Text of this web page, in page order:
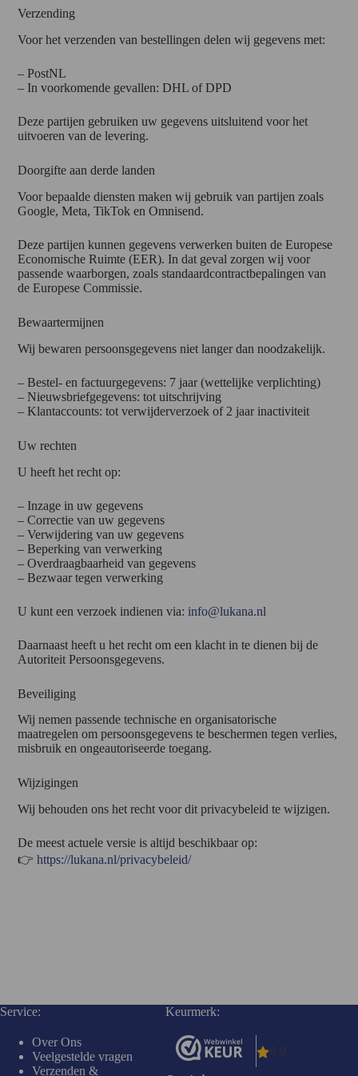
Verzending
Voor het verzenden van bestellingen delen wij gegevens met:
– PostNL
– In voorkomende gevallen: DHL of DPD
Deze partijen gebruiken uw gegevens uitsluitend voor het
uitvoeren van de levering.
Doorgifte aan derde landen
Voor bepaalde diensten maken wij gebruik van partijen zoals
Google, Meta, TikTok en Omnisend.
Deze partijen kunnen gegevens verwerken buiten de Europese
Economische Ruimte (EER). In dat geval zorgen wij voor
passende waarborgen, zoals standaardcontractbepalingen van
de Europese Commissie.
Bewaartermijnen
Wij bewaren persoonsgegevens niet langer dan noodzakelijk.
– Bestel- en factuurgegevens: 7 jaar (wettelijke verplichting)
– Nieuwsbriefgegevens: tot uitschrijving
– Klantaccounts: tot verwijderverzoek of 2 jaar inactiviteit
Uw rechten
U heeft het recht op:
– Inzage in uw gegevens
– Correctie van uw gegevens
– Verwijdering van uw gegevens
– Beperking van verwerking
– Overdraagbaarheid van gegevens
– Bezwaar tegen verwerking
U kunt een verzoek indienen via: info@lukana.nl
Daarnaast heeft u het recht om een klacht in te dienen bij de
Autoriteit Persoonsgegevens.
Beveiliging
Wij nemen passende technische en organisatorische
maatregelen om persoonsgegevens te beschermen tegen verlies,
misbruik en ongeautoriseerde toegang.
Wijzigingen
Wij behouden ons het recht voor dit privacybeleid te wijzigen.
De meest actuele versie is altijd beschikbaar op:
👉https://lukana.nl/privacybeleid/
Service:
Over Ons
Veelgestelde vragen
Verzenden &
Keurmerk: